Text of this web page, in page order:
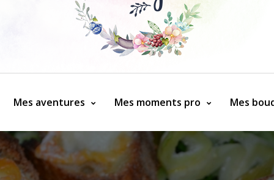
Mes aventures Mes moments pro Mes